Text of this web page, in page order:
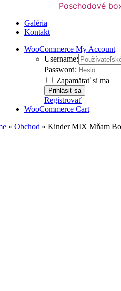
Poschodové
Galéria
Kontakt
WooCommerce My Account
Username:
Password:
Zapamätať si ma
Registrovať
WooCommerce Cart
» Obchod » Kinder MIX Mňam